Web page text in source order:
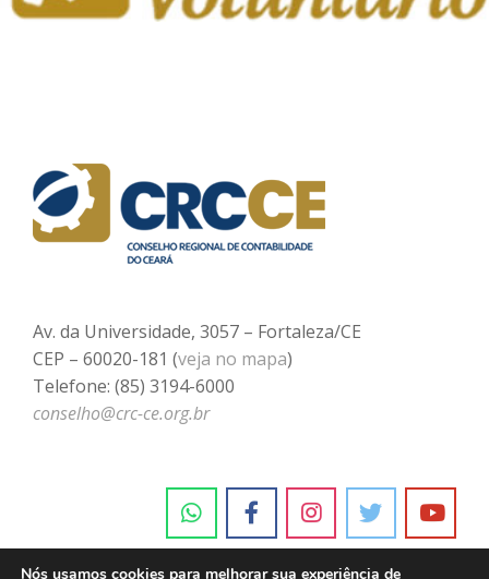
Av. da Universidade, 3057 – Fortaleza/CE
CEP – 60020-181 (veja no mapa)
Telefone: (85) 3194-6000
conselho@crc-ce.org.br
Nós usamos cookies para melhorar sua experiência de